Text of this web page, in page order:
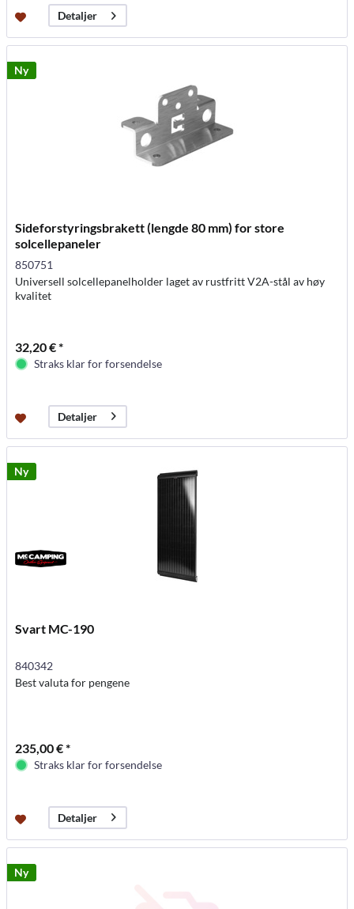
Detaljer
Ny
Sideforstyringsbrakett (lengde 80 mm) for store
solcellepaneler
850751
Universell solcellepanelholder laget av rustfritt V2A-stål av høy
kvalitet
32,20 € *
Straks klar for forsendelse
Detaljer
Ny
Svart MC-190
840342
Best valuta for pengene
235,00 € *
Straks klar for forsendelse
Detaljer
Ny